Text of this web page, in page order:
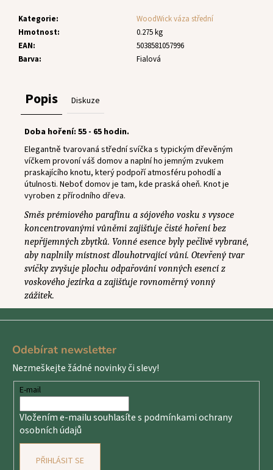
Kategorie:
WoodWick váza střední
Hmotnost:
0.275 kg
EAN:
5038581057996
Barva: Fialová
Popis Diskuze
Doba hoření: 55 - 65 hodin.
Elegantně tvarovaná střední svíčka s typickým dřevěným
víčkem provoní váš domov a naplní ho jemným zvukem
praskajícího knotu, který podpoří atmosféru pohodlí a
útulnosti. Neboť domov je tam, kde praská oheň. Knot je
vyroben z přírodního dřeva.
Směs prémiového parafínu a sójového vosku s vysoce
koncentrovanými vůněmi zajišťuje čisté hoření bez
nepříjemných zbytků. Vonné esence byly pečlivě vybrané,
aby naplnily místnost dlouhotrvající vůní. Otevřený tvar
svíčky zvyšuje plochu odpařování vonných esencí z
voskového jezírka a zajišťuje rovnoměrný vonný
zážitek.
Odebírat newsletter
Nezmeškejte žádné novinky či slevy!
E-mail
Vložením e-mailu souhlasíte s podmínkami ochrany
osobních údajů
PŘIHLÁSIT SE